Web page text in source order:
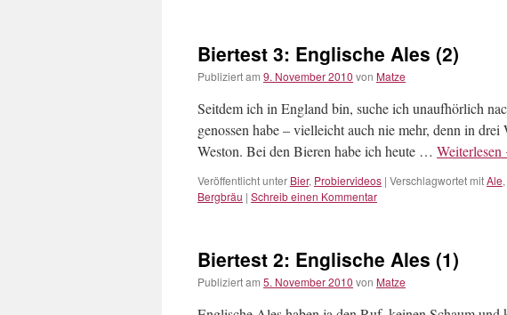
Biertest 3: Englische Ales (2)
Publiziert am 9. November 2010 von Matze
Seitdem ich in England bin, suche ich unaufhörlich
genossen habe – vielleicht auch nie mehr, denn in
Weston. Bei den Bieren habe ich heute … Weiterlesen
Veröffentlicht unter Bier, Probiervideos | Verschlagwortet mitAle,
Bergbräu | Schreib einen Kommentar
Biertest 2: Englische Ales (1)
Publiziert am 5. November 2010 von Matze